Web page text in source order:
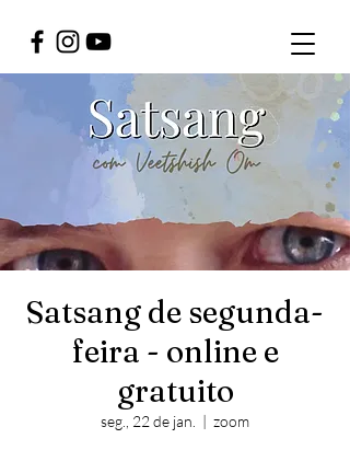
Satsang de segunda-
feira - online e
gratuito
seg., 22 de jan.
  |
zoom